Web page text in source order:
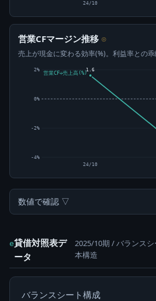
24/10
営業CFマージン推移 ⊙
売上が現金に変わる効率(%)。利益率との
-4%
-2%
0%
2% 1.6
24/10
営業CF÷売上高(%)
数値で確認 ▽
e貸借対照表デ
ータ
2025/10期 / バランス
本構造
バランスシート構成